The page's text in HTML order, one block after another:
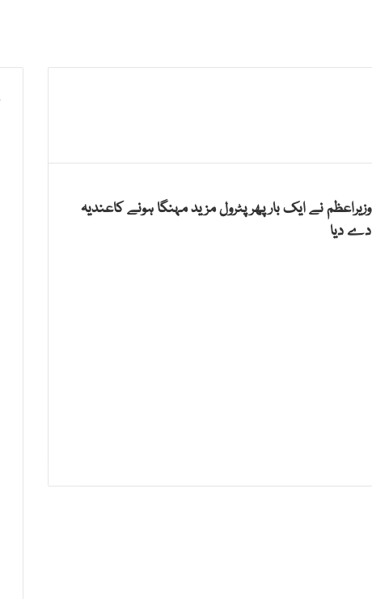
وزیراعظم نے ایک بار پھر پٹرول مزید مہنگا ہونے کاعندیہ
دے دیا